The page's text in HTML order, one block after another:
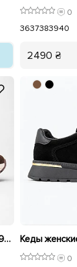
0
3637383940
2490 ₴
Кеды женские замшевые 596292 Коричневые
0